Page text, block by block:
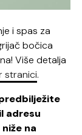
i spas za
bočica
Više detalja
stranici.
adresu
na